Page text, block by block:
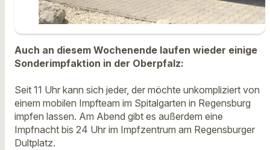
Auch an diesem Wochenende laufen wieder einige
Sonderimpfaktion in der Oberpfalz:
Seit 11 Uhr kann sich jeder, der möchte unkompliziert von
einem mobilen Impfteam im Spitalgarten in Regensburg
impfen lassen. Am Abend gibt es außerdem eine
Impfnacht bis 24 Uhr im Impfzentrum am Regensburger
Dultplatz.